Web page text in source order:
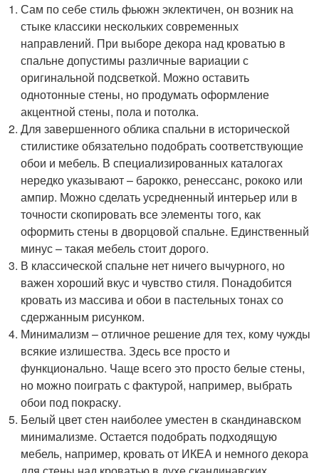
Сам по себе стиль фьюжн эклектичен, он возник на
стыке классики нескольких современных
направлений. При выборе декора над кроватью в
спальне допустимы различные вариации с
оригинальной подсветкой. Можно оставить
однотонные стены, но продумать оформление
акцентной стены, пола и потолка.
Для завершенного облика спальни в исторической
стилистике обязательно подобрать соответствующие
обои и мебель. В специализированных каталогах
нередко указывают – барокко, ренессанс, рококо или
ампир. Можно сделать усредненный интерьер или в
точности скопировать все элементы того, как
оформить стены в дворцовой спальне. Единственный
минус – такая мебель стоит дорого.
В классической спальне нет ничего вычурного, но
важен хороший вкус и чувство стиля. Понадобится
кровать из массива и обои в пастельных тонах со
сдержанным рисунком.
Минимализм – отличное решение для тех, кому чужды
всякие излишества. Здесь все просто и
функционально. Чаще всего это просто белые стены,
но можно поиграть с фактурой, например, выбрать
обои под покраску.
Белый цвет стен наиболее уместен в скандинавском
минимализме. Остается подобрать подходящую
мебель, например, кровать от ИКЕА и немного декора